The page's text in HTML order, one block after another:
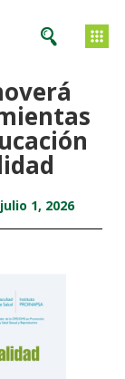
julio 1, 2026